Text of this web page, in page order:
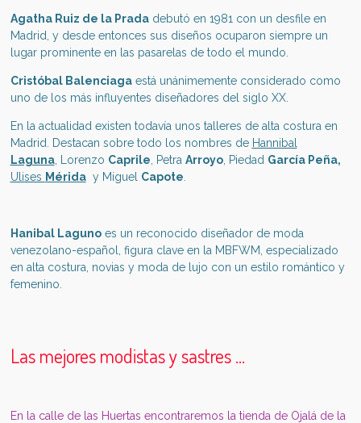
Agatha Ruiz de la Pradadebutó en 1981 con un desfile en
Madrid, y desde entonces sus diseños ocuparon siempre un
lugar prominente en las pasarelas de todo el mundo.
Cristóbal Balenciagaestá unánimemente considerado como
uno de los más influyentes diseñadores del siglo XX.
En la actualidad existen todavía unos talleres de alta costura en
Madrid. Destacan sobre todo los nombres de Hannibal
Laguna, Lorenzo Caprile , Petra Arroyo, Piedad García Peña,
Ulises Mérida y Miguel Capote
Hanibal Lagunoes un reconocido diseñador de moda
venezolano-español, figura clave en la MBFWM, especializado
en alta costura, novias y moda de lujo con un estilo romántico y
femenino.
Las mejores modistas y sastres ...
En la calle de las Huertas encontraremos la tienda de Ojalá de la